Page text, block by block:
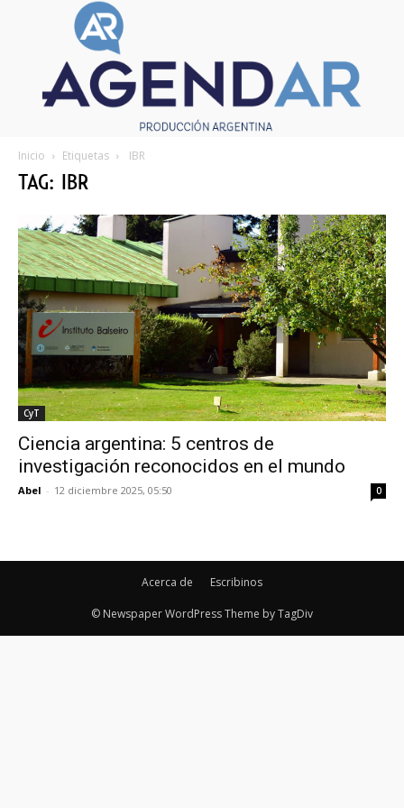
Inicio Etiquetas IBR
TAG: IBR
CyT
Ciencia argentina: 5 centros de
investigación reconocidos en el mundo
Abel - 12 diciembre 2025, 05:50 0
Acerca de Escribinos
© Newspaper WordPress Theme by TagDiv